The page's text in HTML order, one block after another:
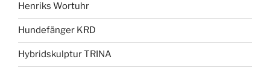
Henriks Wortuhr
Hundefänger KRD
Hybridskulptur TRINA